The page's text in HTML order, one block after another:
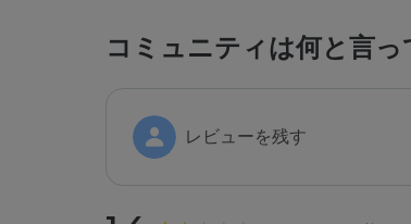
コミュニティは何と言
レビューを残す